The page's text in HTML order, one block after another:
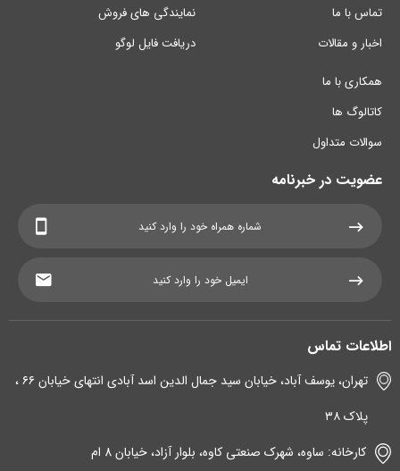
تماس با ما
اخبار و مقالات
نمایندگی های فروش
دریافت فایل لوگو
همکاری با ما
کاتالوگ ها
سوالات متداول
عضویت در خبرنامه
اطلاعات تماس
تهران، یوسف آباد، خیابان سید جمال الدین اسد آبادی انتهای خیابان ۶۶ ،
پلاک ۳۸
کارخانه: ساوه، شهرک صنعتی کاوه، بلوار آزاد، خیابان 8 ام